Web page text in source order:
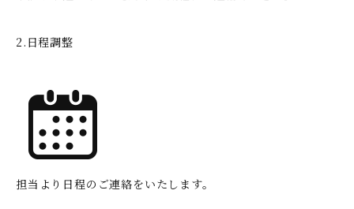
2.日程調整
担当より日程のご連絡をいたします。